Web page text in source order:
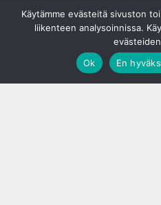
Käytämme evästeitä sivuston
liikenteen analysoinnissa.
Ok
En